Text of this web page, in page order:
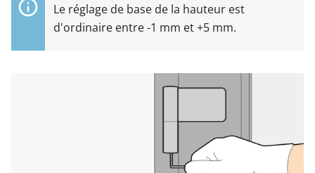
Le réglage de base de la hauteur est
d'ordinaire entre -1 mm et +5 mm.